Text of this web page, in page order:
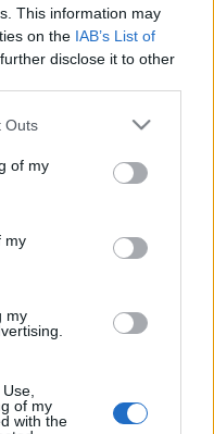
This information may
on the IAB’s List of
disclose it to other
one or more Google
You may click to
its third-party tags to
in below Google
Outs
of my
my
my
of my
with the
Muthspiel és Tzumo
College of Music
zenészeknek
Csütörtökön ismét
Boss" Wayne ül a
színpadán, akit
Matt and his
követ majd. Végül a
Jon Cleary & The
Hot Jazz Orchestra